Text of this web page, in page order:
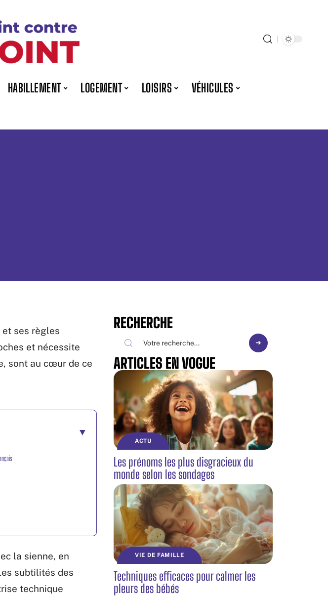
HABILLEMENT LOGEMENT LOISIRS
VÉHICULES
ses règles
et nécessite
sont au cœur de ce
la sienne, en
subtilités des
technique
RECHERCHE
ARTICLES EN VOGUE
ACTU
Les prénoms les plus disgracieux du
monde selon les sondages
VIE DE FAMILLE
Techniques efficaces pour calmer les
pleurs des bébés